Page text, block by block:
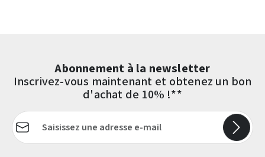
Abonnement à la newsletter
Inscrivez-vous maintenant et obtenez un bon
d'achat de 10% !**
Adresse e-mail*